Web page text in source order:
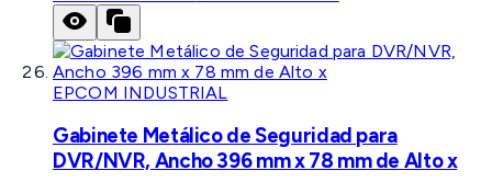
EPCOM INDUSTRIAL
Gabinete Metálico de Seguridad para
DVR/NVR, Ancho 396 mm x 78 mm de Alto x